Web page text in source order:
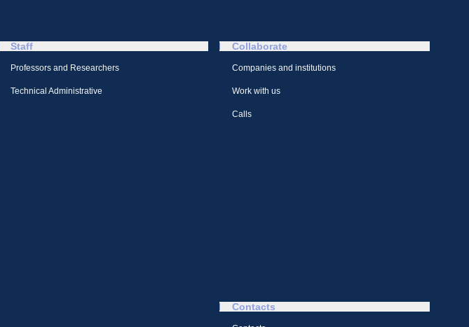
Staff
Professors and Researchers
Technical Administrative
Collaborate
Companies and institutions
Work with us
Calls
Contacts